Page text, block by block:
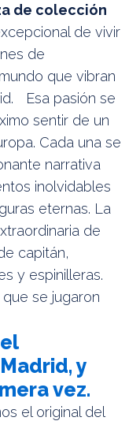
de colección
de vivir
de
que vibran
Esa pasión se
sentir de un
Cada una se
narrativa
inolvidables
eternas. La
de
capitán,
y espinilleras.
se jugaron
y
vez.
el original del